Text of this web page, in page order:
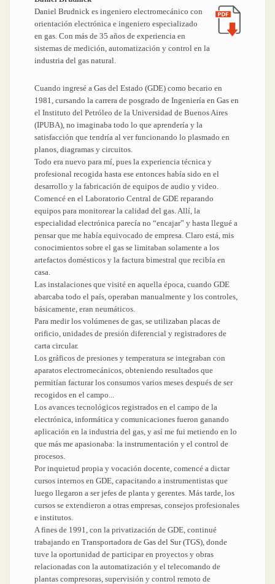
Daniel Brudnick es ingeniero electromecánico con
orientación electrónica e ingeniero especializado
en gas. Con más de 35 años de experiencia en
sistemas de medición, automatización y control en la
industria del gas natural.
Cuando ingresé a Gas del Estado (GDE) como becario en
1981, cursando la carrera de posgrado de Ingeniería en Gas en
el Instituto del Petróleo de la Universidad de Buenos Aires
(IPUBA), no imaginaba todo lo que aprendería y la
satisfacción que tendría al ver funcionando lo plasmado en
planos, diagramas y circuitos.
Todo era nuevo para mí, pues la experiencia técnica y
profesional recogida hasta ese entonces había sido en el
desarrollo y la fabricación de equipos de audio y video.
Comencé en el Laboratorio Central de GDE reparando
equipos para monitorear la calidad del gas. Allí, la
especialidad electrónica parecía no “encajar” y hasta llegué a
pensar que me había equivocado de empresa. Claro está, mis
conocimientos sobre el gas se limitaban solamente a los
artefactos domésticos y la factura bimestral que recibía en
casa.
Las instalaciones que visité en aquella época, cuando GDE
abarcaba todo el país, operaban manualmente y los controles,
básicamente, eran neumáticos.
Para medir los volúmenes de gas, se utilizaban placas de
orificio, unidades de presión diferencial y registradores de
carta circular.
Los gráficos de presiones y temperatura se integraban con
aparatos electromecánicos, obteniendo resultados que
permitían facturar los consumos varios meses después de ser
recogidos en el campo...
Los avances tecnológicos registrados en el campo de la
electrónica, informática y comunicaciones fueron ganando
aplicación en la industria del gas, y así me fui metiendo en lo
que más me apasionaba: la instrumentación y el control de
procesos.
Por inquietud propia y vocación docente, comencé a dictar
cursos internos en GDE, capacitando a instrumentistas que
luego llegaron a ser jefes de planta y gerentes. Más tarde, los
cursos se extendieron a otras empresas, consejos profesionales
e institutos.
A fines de 1991, con la privatización de GDE, continué
trabajando en Transportadora de Gas del Sur (TGS), donde
tuve la oportunidad de participar en proyectos y obras
relacionadas con la automatización y el telecomando de
plantas compresoras, supervisión y control remoto de